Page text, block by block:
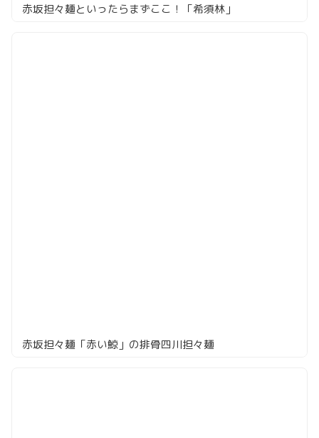
赤坂担々麺といったらまずここ！「希須林」
赤坂担々麺「赤い鯨」の排骨四川担々麺